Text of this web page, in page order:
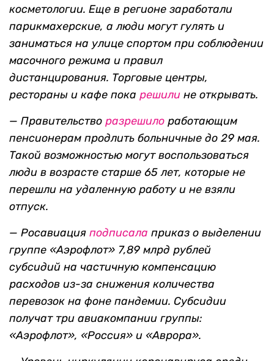
косметологии. Еще в регионе заработали
парикмахерские, а люди могут гулять и
заниматься на улице спортом при соблюдении
масочного режима и правил
дистанцирования. Торговые центры,
рестораны и кафе пока решили не открывать.
— Правительство разрешило работающим
пенсионерам продлить больничные до 29 мая.
Такой возможностью могут воспользоваться
люди в возрасте старше 65 лет, которые не
перешли на удаленную работу и не взяли
отпуск.
— Росавиация подписала приказ о выделении
группе «Аэрофлот» 7,89 млрд рублей
субсидий на частичную компенсацию
расходов из-за снижения количества
перевозок на фоне пандемии. Субсидии
получат три авиакомпании группы:
«Аэрофлот», «Россия» и «Аврора».